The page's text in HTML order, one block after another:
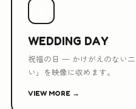
WEDDING DAY
祝福の日 — かけがえのない
い」を映像に収めます。
VIEW MORE →